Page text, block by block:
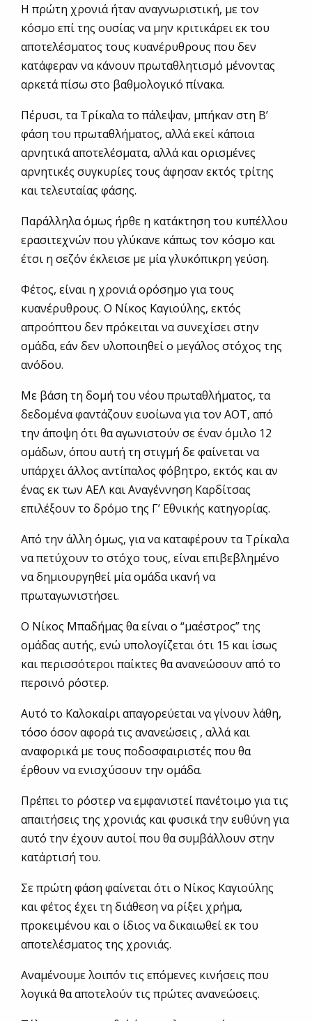
Η πρώτη χρονιά ήταν αναγνωριστική, με τον
κόσμο επί της ουσίας να μην κριτικάρει εκ του
αποτελέσματος τους κυανέρυθρους που δεν
κατάφεραν να κάνουν πρωταθλητισμό μένοντας
αρκετά πίσω στο βαθμολογικό πίνακα.
Πέρυσι, τα Τρίκαλα το πάλεψαν, μπήκαν στη Β’
φάση του πρωταθλήματος, αλλά εκεί κάποια
αρνητικά αποτελέσματα, αλλά και ορισμένες
αρνητικές συγκυρίες τους άφησαν εκτός τρίτης
και τελευταίας φάσης.
Παράλληλα όμως ήρθε η κατάκτηση του κυπέλλου
ερασιτεχνών που γλύκανε κάπως τον κόσμο και
έτσι η σεζόν έκλεισε με μία γλυκόπικρη γεύση.
Φέτος, είναι η χρονιά ορόσημο για τους
κυανέρυθρους. Ο Νίκος Καγιούλης, εκτός
απροόπτου δεν πρόκειται να συνεχίσει στην
ομάδα, εάν δεν υλοποιηθεί ο μεγάλος στόχος της
ανόδου.
Με βάση τη δομή του νέου πρωταθλήματος, τα
δεδομένα φαντάζουν ευοίωνα για τον ΑΟΤ, από
την άποψη ότι θα αγωνιστούν σε έναν όμιλο 12
ομάδων, όπου αυτή τη στιγμή δε φαίνεται να
υπάρχει άλλος αντίπαλος φόβητρο, εκτός και αν
ένας εκ των ΑΕΛ και Αναγέννηση Καρδίτσας
επιλέξουν το δρόμο της Γ’ Εθνικής κατηγορίας.
Από την άλλη όμως, για να καταφέρουν τα Τρίκαλα
να πετύχουν το στόχο τους, είναι επιβεβλημένο
να δημιουργηθεί μία ομάδα ικανή να
πρωταγωνιστήσει.
Ο Νίκος Μπαδήμας θα είναι ο “μαέστρος” της
ομάδας αυτής, ενώ υπολογίζεται ότι 15 και ίσως
και περισσότεροι παίκτες θα ανανεώσουν από το
περσινό ρόστερ.
Αυτό το Καλοκαίρι απαγορεύεται να γίνουν λάθη,
τόσο όσον αφορά τις ανανεώσεις , αλλά και
αναφορικά με τους ποδοσφαιριστές που θα
έρθουν να ενισχύσουν την ομάδα.
Πρέπει το ρόστερ να εμφανιστεί πανέτοιμο για τις
απαιτήσεις της χρονιάς και φυσικά την ευθύνη για
αυτό την έχουν αυτοί που θα συμβάλλουν στην
κατάρτισή του.
Σε πρώτη φάση φαίνεται ότι ο Νίκος Καγιούλης
και φέτος έχει τη διάθεση να ρίξει χρήμα,
προκειμένου και ο ίδιος να δικαιωθεί εκ του
αποτελέσματος της χρονιάς.
Αναμένουμε λοιπόν τις επόμενες κινήσεις που
λογικά θα αποτελούν τις πρώτες ανανεώσεις.